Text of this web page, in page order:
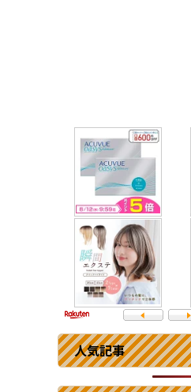
人気記事